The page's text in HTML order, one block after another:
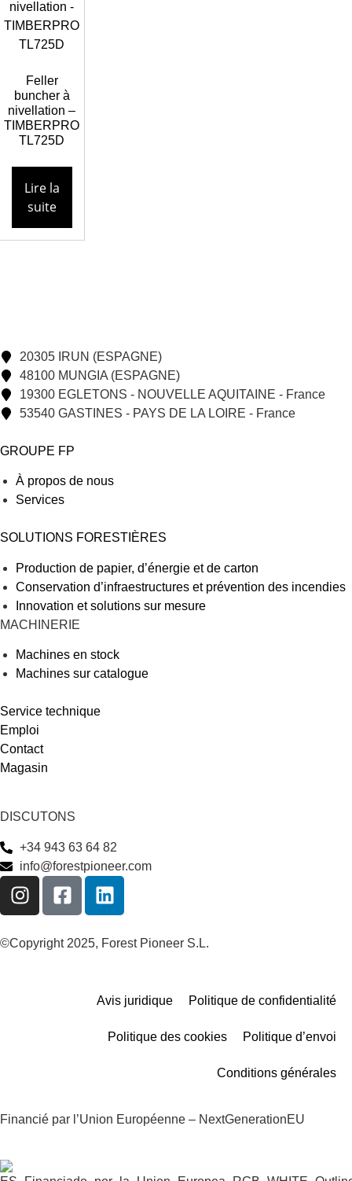
Feller
buncher à
nivellation –
TIMBERPRO
TL725D
Lire la
suite
20305 IRUN (ESPAGNE)
48100 MUNGIA (ESPAGNE)
19300 EGLETONS - NOUVELLE AQUITAINE - France
53540 GASTINES - PAYS DE LA LOIRE - France
GROUPE FP
À propos de nous
Services
SOLUTIONS FORESTIÈRES
Production de papier, d’énergie et de carton
Conservation d’infraestructures et prévention des incendies
Innovation et solutions sur mesure
MACHINERIE
Machines en stock
Machines sur catalogue
Service technique
Emploi
Contact
Magasin
DISCUTONS
+34 943 63 64 82
info@forestpioneer.com
©Copyright 2025, Forest Pioneer S.L.
Avis juridique Politique de confidentialité
Politique des cookies Politique d’envoi
Conditions générales
Financié par l’Union Européenne – NextGenerationEU